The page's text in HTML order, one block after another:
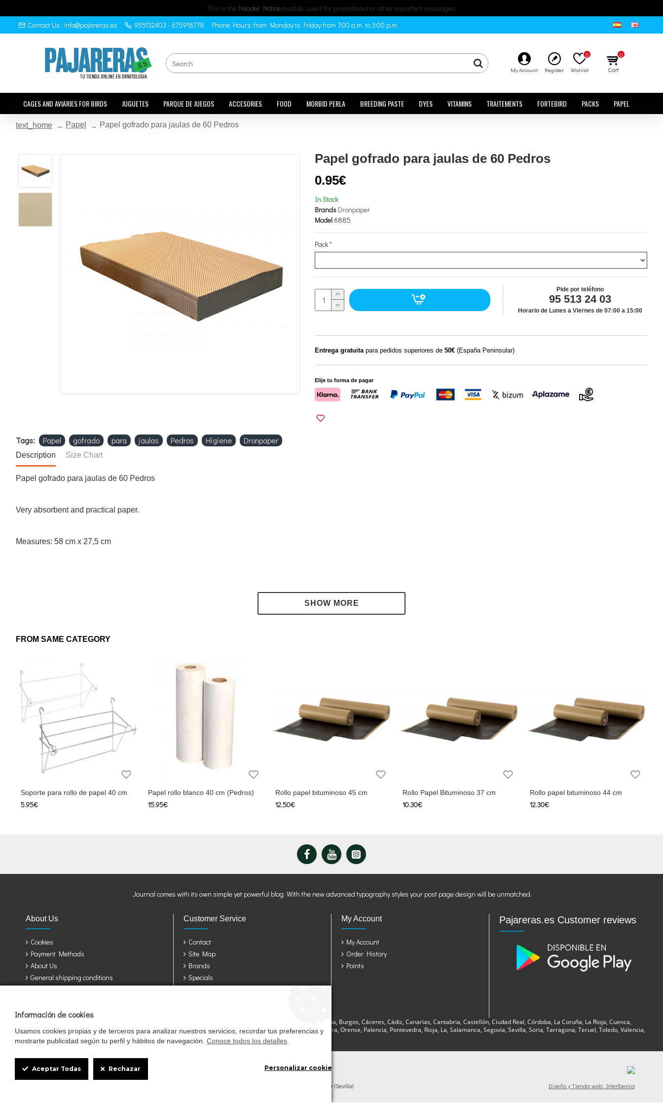
This is the Header Notice module, use it for promotional or other important messages.
Contact Us : info@pajareras.es
955132403 - 675918778 Phone Hours: from Monday to Friday from 7:00 a.m. to 3:00 p.m.
My Account Register Wishlist
0
Cart
0
CAGES AND AVIARIES FOR BIRDS JUGUETES PARQUE DE JUEGOS ACCESORIES FOOD MORBID PERLA BREEDING PASTE DYES VITAMINS TRAITEMENTS FORTEBIRD PACKS PAPEL
text_home Papel Papel gofrado para jaulas de 60 Pedros
Papel gofrado para jaulas de 60 Pedros
In Stock
Brands Dronpaper
Model 6885
0.95€
Pack
Pide por teléfono
95 513 24 03
Horario de Lunes a Viernes de 07:00 a 15:00
Entrega gratuita para pedidos superiores de 50€ (España Peninsular)
Elije tu forma de pagar
Tags: Papel gofrado para jaulas Pedros Higiene Dronpaper
Description Size Chart
Papel gofrado para jaulas de 60 Pedros
Very absorbent and practical paper.
Measures: 58 cm x 27,5 cm
FROM SAME CATEGORY
Soporte para rollo de papel 40 cm
5.95€
Papel rollo blanco 40 cm (Pedros)
15.95€
Rollo papel bituminoso 45 cm
12.50€
Rollo Papel Bituminoso 37 cm
10.30€
Rollo papel bituminoso 44 cm
12.30€
Journal comes with its own simple yet powerful blog. With the new advanced typography styles your post page design will be unmatched.
About Us
Cookies
Payment Methods
About Us
General shipping conditions
Customer Service
Contact
Site Map
Brands
Specials
My Account
My Account
Order History
Points
Pajareras.es Customer reviews
Jaulas y accesorios para sus pájaros: Álava, Albacete, Alicante, Almería, Asturias, Avila, Badajoz, Baleares, Barcelona, Burgos, Cáceres, Cádiz, Canarias, Cantabria, Castellón, Ciudad Real, Córdoba, La Coruña, La Rioja, Cuenca,
Girona, Granada, Guadalajara, Guipuzcoa, Huelva, Huesca, Jaen, León, Lleida, Lugo, Madrid, Málaga, Murcia, Navarra, Orense, Palencia, Pontevedra, Rioja, La, Salamanca, Segovia, Sevilla, Soria, Tarragona, Teruel, Toledo, Valencia,
Valladolid, Vizcaya, Zamora, Zaragoza.
Mascotasalfalfa es de StrongCages S.L. CIF B-90150608 | C/ Pintores 6-8, Pol. Ind. Gandul C.P. 41510 Mairena del Alcor (Sevilla) Diseño y Tienda web: InterIberica
Cookie
Box
Información de cookies
Usamos cookies propias y de terceros para analizar nuestros servicios, recordar tus preferencias y
mostrarte publicidad según tu perfil y hábitos de navegación. Conoce todos los detalles
Aceptar Todas Rechazar Personalizar cookies